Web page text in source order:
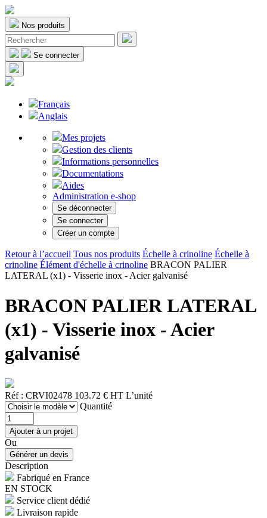
Nos produits
Se connecter
Français
Anglais
Mes projets
Gestion des clients
Informations personnelles
Documentations
Aides
Administration e-shop
Se déconnecter
Se connecter
Créer un compte
Retour à l’accueil Tous nos produits Échelle à crinoline Échelle à
crinoline Élément d'échelle à crinoline BRACON PALIER
LATERAL (x1) - Visserie inox - Acier galvanisé
BRACON PALIER LATERAL
(x1) - Visserie inox - Acier
galvanisé
Réf : CRVI02478 103.72 € HT L’unité
Quantité
Ou
Description
Fabriqué en France
EN STOCK
Service client dédié
Livraison rapide